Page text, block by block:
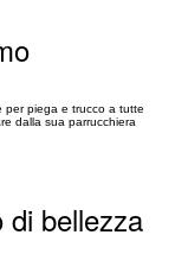
per piega e trucco a tutte
dalla sua parrucchiera
di bellezza